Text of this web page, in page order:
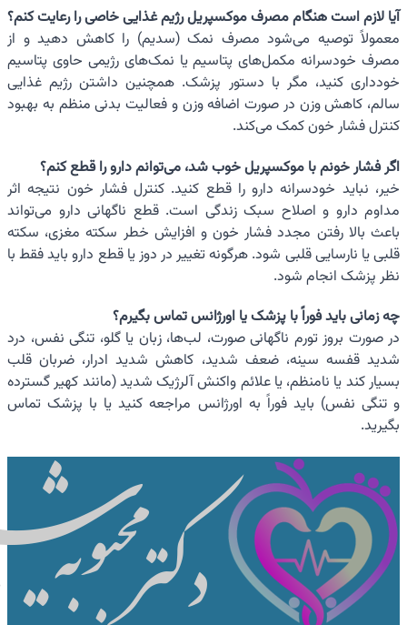
آیا لازم است هنگام مصرف موکسپریل رژیم غذایی خاصی را رعایت کنم؟
معمولاً توصیه می‌شود مصرف نمک (سدیم) را کاهش دهید و از
مصرف خودسرانه مکمل‌های پتاسیم یا نمک‌های رژیمی حاوی پتاسیم
خودداری کنید، مگر با دستور پزشک. همچنین داشتن رژیم غذایی
سالم، کاهش وزن در صورت اضافه وزن و فعالیت بدنی منظم به بهبود
کنترل فشار خون کمک می‌کند.
اگر فشار خونم با موکسپریل خوب شد، می‌توانم دارو را قطع کنم؟
خیر، نباید خودسرانه دارو را قطع کنید. کنترل فشار خون نتیجه اثر
مداوم دارو و اصلاح سبک زندگی است. قطع ناگهانی دارو می‌تواند
باعث بالا رفتن مجدد فشار خون و افزایش خطر سکته مغزی، سکته
قلبی یا نارسایی قلبی شود. هرگونه تغییر در دوز یا قطع دارو باید فقط با
نظر پزشک انجام شود.
چه زمانی باید فوراً با پزشک یا اورژانس تماس بگیرم؟
در صورت بروز تورم ناگهانی صورت، لب‌ها، زبان یا گلو، تنگی نفس، درد
شدید قفسه سینه، ضعف شدید، کاهش شدید ادرار، ضربان قلب
بسیار کند یا نامنظم، یا علائم واکنش آلرژیک شدید (مانند کهیر گسترده
و تنگی نفس) باید فوراً به اورژانس مراجعه کنید یا با پزشک تماس
بگیرید.